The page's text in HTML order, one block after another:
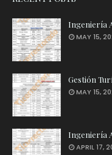
Ingeniería
MAY 15,
Gestión
MAY 15,
Ingeniería
APRIL 17,